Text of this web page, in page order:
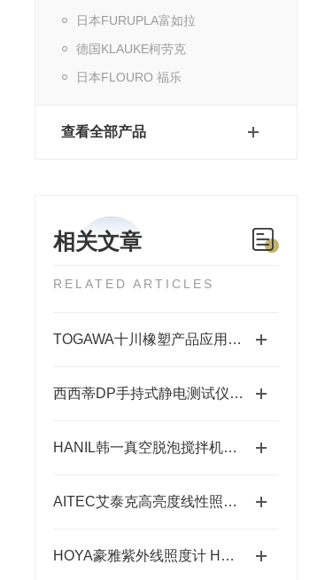
日本FURUPLA富如拉
德国KLAUKE柯劳克
日本FLOURO 福乐
查看全部产品
相关文章
RELATED ARTICLES
TOGAWA十川橡塑产品应用于工业.食品.喷涂.PU等软管
西西蒂DP手持式静电测试仪的应用领域有哪些？
HANIL韩一真空脱泡搅拌机的测定步骤讲解
AITEC艾泰克高亮度线性照明的作用体现在哪些场景中？
HOYA豪雅紫外线照度计 HM-2